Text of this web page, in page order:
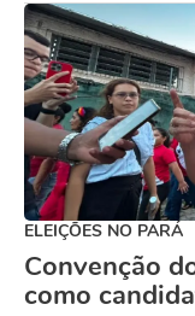
ELEIÇÕES NO PARÁ
Convenção
como